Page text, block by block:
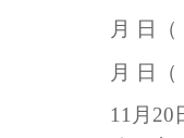
月 日
月 日
11月20